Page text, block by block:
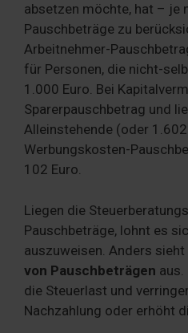
absetzen möchte, hat – je
Pauschbeträge zu
Arbeitnehmer-
für Personen, die nicht-
1.000 Euro. Bei
Sparerpauschbetrag und
Alleinstehende (oder
Werbungskosten-
102 Euro.
Liegen die
Pauschbeträge, lohnt es
auszuweisen. Anders sieht
von Pauschbeträgen aus.
die Steuerlast und
Nachzahlung oder erhöht